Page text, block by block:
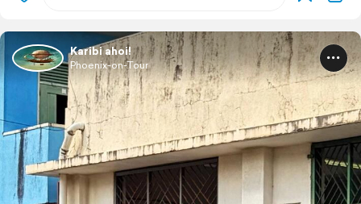
Karibi ahoi!
Phoenix-on-Tour